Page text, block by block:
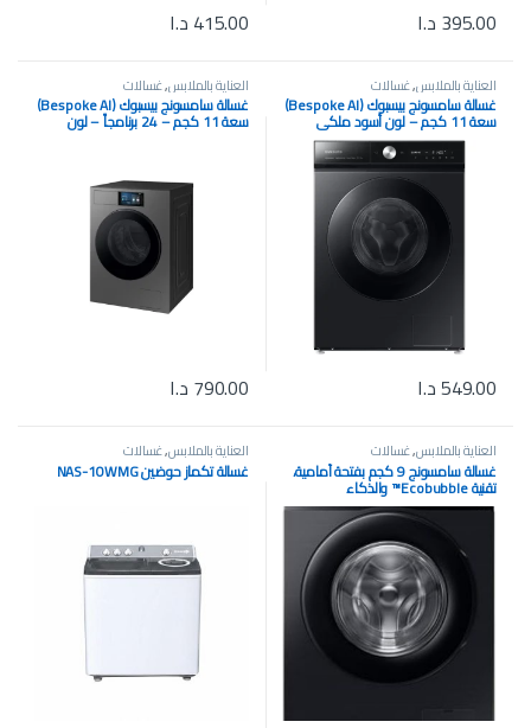
395.00 د.ا 415.00 د.ا
العناية بالملابس,غسالات
غسالة سامسونج بيسبوك (Bespoke AI)
سعة 11 كجم – لون أسود ملكي
موديل WW11B1944DGBFH
549.00د.ا
العناية بالملابس,غسالات
غسالة سامسونج بيسبوك (Bespoke AI)
سعة 11 كجم – 24 برنامجاً – لون
فضي موديل WF90F11C4SU3
790.00 د.ا
العناية بالملابس,غسالات
غسالة سامسونج 9 كجم بفتحة أمامية،
تقنية Ecobubble™️ والذكاء
الاصطناعي WW90CGC0EDABAS
العناية بالملابس,غسالات
غسالة تكماز حوضين NAS-10WMG